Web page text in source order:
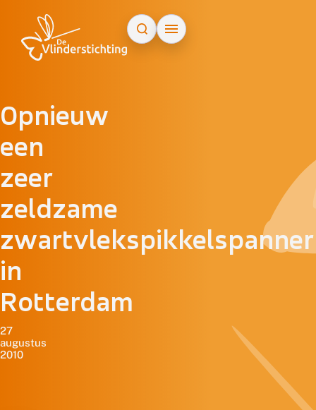
Opnieuw
een
zeer
zeldzame
zwartvlekspikkelspanner
in
Rotterdam
27
augustus
2010